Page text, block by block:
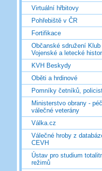
Virtuální hřbitovy
Pohřebiště v ČR
Fortifikace
Občanské sdružení Klub
Vojenské a letecké
KVH Beskydy
Oběti a hrdinové
Pomníky četníků,
Ministerstvo obrany -
válečné veterány
Válka.cz
Válečné hroby z
CEVH
Ústav pro studium
režimů